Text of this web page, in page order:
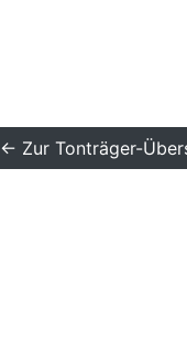
← Zur Tonträger-